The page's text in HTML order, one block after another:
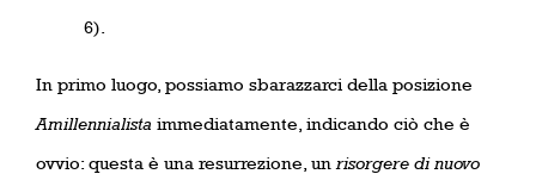
6).
In primo luogo, possiamo sbarazzarci della posizione
Amillennialista immediatamente, indicando ciò che è
ovvio: questa è una resurrezione, un risorgere di nuovo